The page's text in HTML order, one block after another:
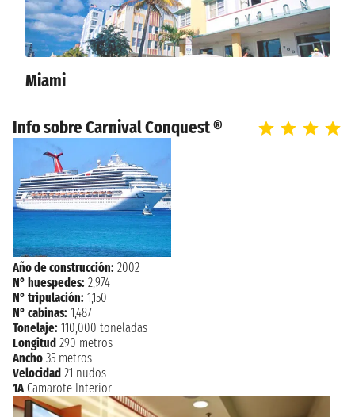
viernes, 4 de junio de 2027
8:00
MIAMI
Miami
Info sobre Carnival Conquest ®
Año de construcción: 2002
N° huespedes: 2,974
N° tripulación: 1,150
N° cabinas: 1,487
Tonelaje: 110,000 toneladas
Longitud 290 metros
Ancho 35 metros
Velocidad 21 nudos
1A Camarote Interior